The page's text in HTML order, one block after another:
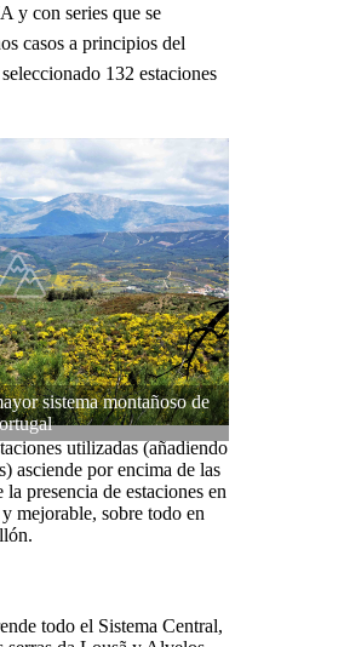
y con series que se
casos a principios del
132 estaciones
sistema montañoso de
utilizadas (añadiendo
asciende por encima de las
presencia de estaciones en
mejorable, sobre todo en
todo el Sistema Central,